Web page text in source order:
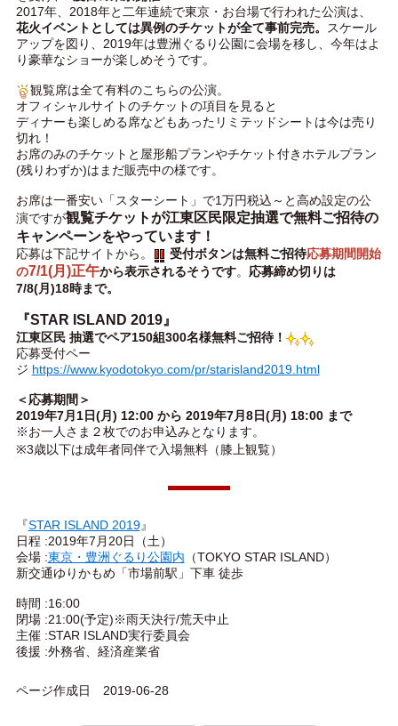
2017年、2018年と二年連続で東京・お台場で行われた公演は、
花火イベントとしては異例のチケットが全て事前完売。 スケール
アップを図り、2019年は豊洲ぐるり公園に会場を移し、今年はよ
り豪華なショーが楽しめそうです。
観覧席は全て有料のこちらの公演。
オフィシャルサイトのチケットの項目を見ると
ディナーも楽しめる席などもあったリミテッドシートは今は売り
切れ！
お席のみのチケットと屋形船プランやチケット付きホテルプラン
(残りわずか)はまだ販売中の様です。
お席は一番安い「スターシート」で1万円税込～と高め設定の公
演ですが観覧チケットが江東区民限定抽選で無料ご招待の
キャンペーンをやっています！
応募は下記サイトから。 受付ボタンは無料ご招待応募期間開始
の7/1(月)正午から表示されるそうです。 応募締め切りは
7/8(月)18時まで。
『STAR ISLAND 2019』
江東区民 抽選でペア150組300名様無料ご招待！
応募受付ペー
ジ https://www.kyodotokyo.com/pr/starisland2019.html
＜応募期間＞
2019年7月1日(月) 12:00 から 2019年7月8日(月) 18:00 まで
※お一人さま２枚でのお申込みとなります。
※3歳以下は成年者同伴で入場無料（膝上観覧）
『STAR ISLAND 2019』
日程 :2019年7月20日（土）
会場 :東京・豊洲ぐるり公園内 （TOKYO STAR ISLAND）
新交通ゆりかもめ「市場前駅」下車 徒歩
時間 :16:00
閉場 :21:00(予定)※雨天決行/荒天中止
主催 :STAR ISLAND実行委員会
後援 :外務省、経済産業省
ページ作成日 2019-06-28